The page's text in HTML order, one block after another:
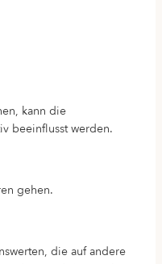
kann die
beeinflusst werden.
gehen.
die auf andere